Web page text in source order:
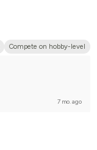
Compete on hobby-level
7 mo. ago